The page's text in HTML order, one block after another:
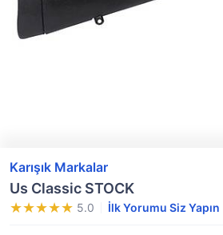
Karışık Markalar
Us Classic STOCK
5.0 İlk Yorumu Siz Yapın